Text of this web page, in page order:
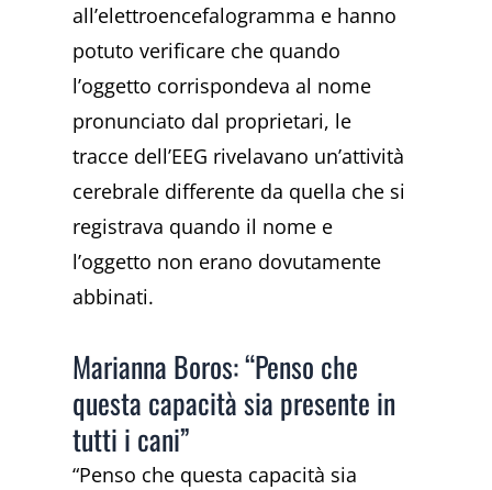
all’elettroencefalogramma e hanno
potuto verificare che quando
l’oggetto corrispondeva al nome
pronunciato dal proprietari, le
tracce dell’EEG rivelavano un’attività
cerebrale differente da quella che si
registrava quando il nome e
l’oggetto non erano dovutamente
abbinati.
Marianna Boros: “Penso che
questa capacità sia presente in
tutti i cani”
“Penso che questa capacità sia